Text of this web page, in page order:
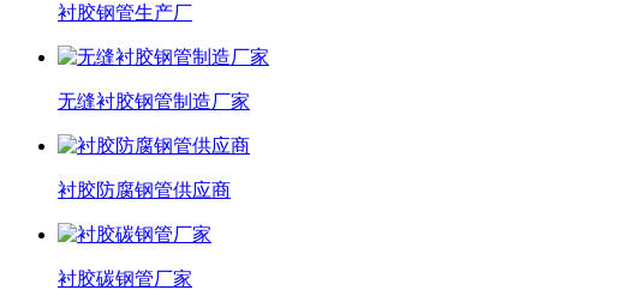
衬胶钢管生产厂
无缝衬胶钢管制造厂家
衬胶防腐钢管供应商
衬胶碳钢管厂家